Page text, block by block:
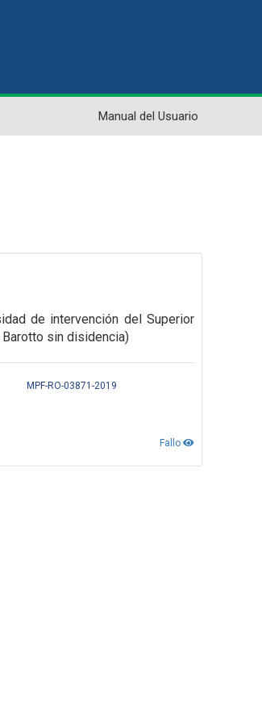
Manual del Usuario
de intervención del Superior
Barotto sin disidencia)
MPF-RO-03871-2019
Fallo